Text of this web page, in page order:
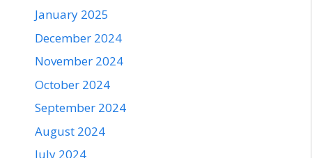
January 2025
December 2024
November 2024
October 2024
September 2024
August 2024
July 2024